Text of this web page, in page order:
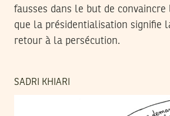
fausses dans le but de convaincre
que la présidentialisation signifie
retour à la persécution.
SADRI KHIARI